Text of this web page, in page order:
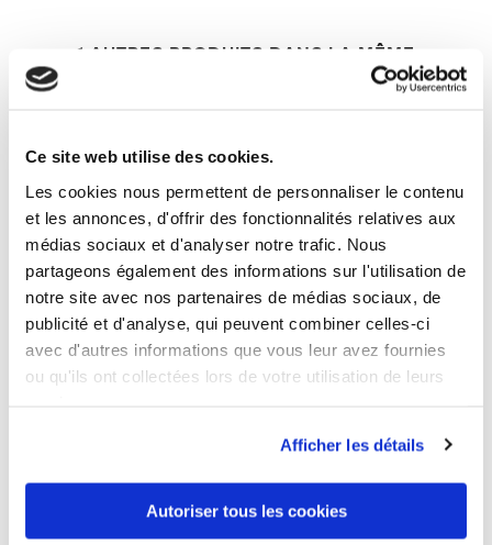
Ce site web utilise des cookies.
Les cookies nous permettent de personnaliser le contenu
et les annonces, d'offrir des fonctionnalités relatives aux
médias sociaux et d'analyser notre trafic. Nous
partageons également des informations sur l'utilisation de
notre site avec nos partenaires de médias sociaux, de
publicité et d'analyse, qui peuvent combiner celles-ci
avec d'autres informations que vous leur avez fournies
ou qu'ils ont collectées lors de votre utilisation de leurs
Afficher les détails
Autoriser tous les cookies
1 AUTRES PRODUITS DANS LA MÊME